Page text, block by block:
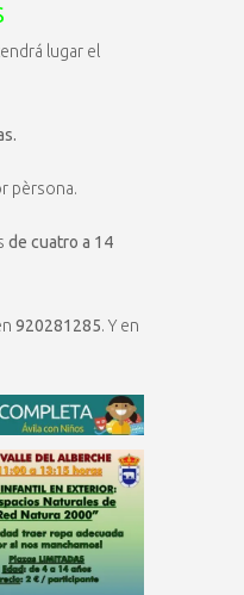
lugar el
pèrsona.
de cuatro a 14
920281285. Y en